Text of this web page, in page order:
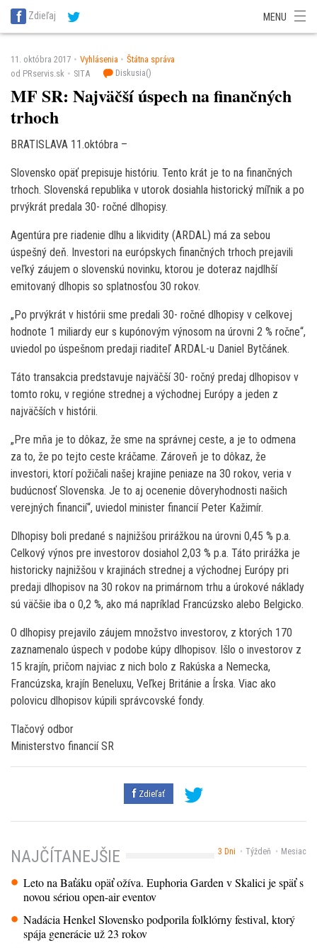
SITA Energetika
SITA Potravinárstvo
Zdieľaj MENU
11. októbra 2017 Vyhlásenia
Štátna správa
od PRservis.sk
SITA Diskusia()
MF SR: Najväčší úspech na finančných
trhoch
BRATISLAVA 11.októbra –
Slovensko opäť prepisuje históriu. Tento krát je to na finančných
trhoch. Slovenská republika v utorok dosiahla historický míľnik a po
prvýkrát predala 30- ročné dlhopisy.
Agentúra pre riadenie dlhu a likvidity (ARDAL) má za sebou
úspešný deň. Investori na európskych finančných trhoch prejavili
veľký záujem o slovenskú novinku, ktorou je doteraz najdlhší
emitovaný dlhopis so splatnosťou 30 rokov.
„Po prvýkrát v histórii sme predali 30- ročné dlhopisy v celkovej
hodnote 1 miliardy eur s kupónovým výnosom na úrovni 2 % ročne“,
uviedol po úspešnom predaji riaditeľ ARDAL-u Daniel Bytčánek.
Táto transakcia predstavuje najväčší 30- ročný predaj dlhopisov v
tomto roku, v regióne strednej a východnej Európy a jeden z
najväčších v histórii.
„Pre mňa je to dôkaz, že sme na správnej ceste, a je to odmena
za to, že po tejto ceste kráčame. Zároveň je to dôkaz, že
investori, ktorí požičali našej krajine peniaze na 30 rokov, veria v
budúcnosť Slovenska. Je to aj ocenenie dôveryhodnosti našich
verejných financií“, uviedol minister financií Peter Kažimír.
Dlhopisy boli predané s najnižšou prirážkou na úrovni 0,45 % p.a.
Celkový výnos pre investorov dosiahol 2,03 % p.a. Táto prirážka je
historicky najnižšou v krajinách strednej a východnej Európy pri
predaji dlhopisov na 30 rokov na primárnom trhu a úrokové náklady
sú väčšie iba o 0,2 %, ako má napríklad Francúzsko alebo Belgicko.
O dlhopisy prejavilo záujem množstvo investorov, z ktorých 170
zaznamenalo úspech v podobe kúpy dlhopisov. Išlo o investorov z
15 krajín, pričom najviac z nich bolo z Rakúska a Nemecka,
Francúzska, krajín Beneluxu, Veľkej Británie a Írska. Viac ako
polovicu dlhopisov kúpili správcovské fondy.
Tlačový odbor
Ministerstvo financií SR
Zdieľať
3 Dni Týždeň Mesiac
NAJČÍTANEJŠIE
Leto na Baťáku opäť ožíva. Euphoria Garden v Skalici je späť s
novou sériou open-air eventov
Nadácia Henkel Slovensko podporila folklórny festival, ktorý
spája generácie už 23 rokov